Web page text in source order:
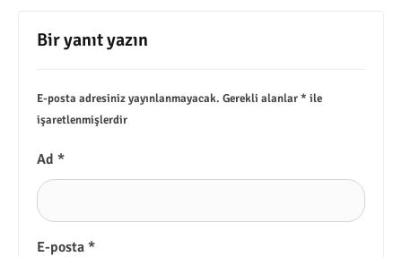
Bir yanıt yazın
E-posta adresiniz yayınlanmayacak. Gerekli alanlar* ile
işaretlenmişlerdir
Ad *
E-posta *